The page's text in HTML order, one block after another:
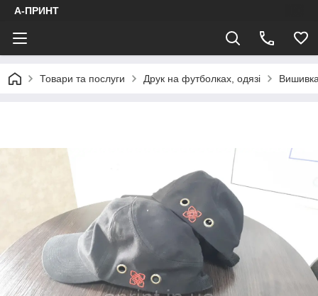
А-ПРИНТ
Товари та послуги Друк на футболках, одязі